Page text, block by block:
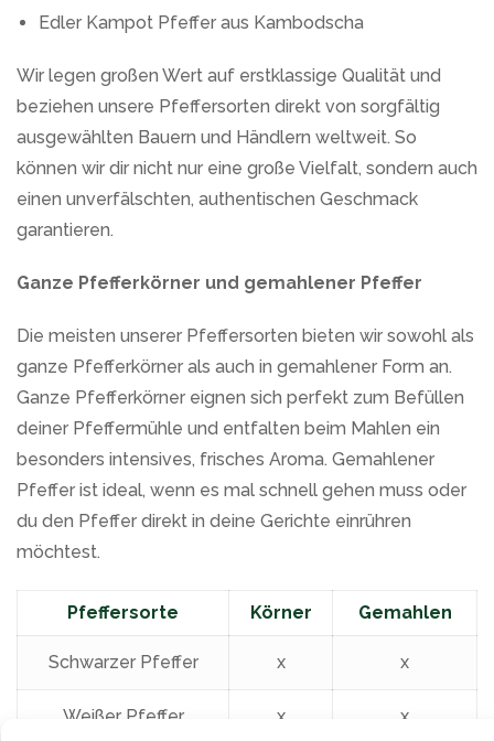
Edler Kampot Pfeffer aus Kambodscha
Wir legen großen Wert auf erstklassige Qualität und
beziehen unsere Pfeffersorten direkt von sorgfältig
ausgewählten Bauern und Händlern weltweit. So
können wir dir nicht nur eine große Vielfalt, sondern auch
einen unverfälschten, authentischen Geschmack
garantieren.
Ganze Pfefferkörner und gemahlener Pfeffer
Die meisten unserer Pfeffersorten bieten wir sowohl als
ganze Pfefferkörner als auch in gemahlener Form an.
Ganze Pfefferkörner eignen sich perfekt zum Befüllen
deiner Pfeffermühle und entfalten beim Mahlen ein
besonders intensives, frisches Aroma. Gemahlener
Pfeffer ist ideal, wenn es mal schnell gehen muss oder
du den Pfeffer direkt in deine Gerichte einrühren
möchtest.
Pfeffersorte Körner Gemahlen
Schwarzer Pfeffer x x
Weißer Pfeffer x x